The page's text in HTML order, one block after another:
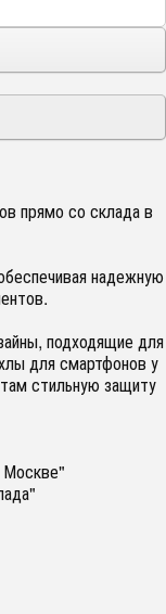
прямо со склада в
надежную
подходящие для
для смартфонов у
стильную защиту
Москве"